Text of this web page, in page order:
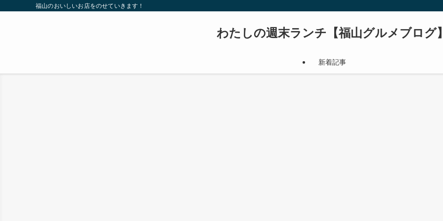
福山のおいしいお店をのせていきます！
わたしの週末ランチ【福山グルメブログ
新着記事